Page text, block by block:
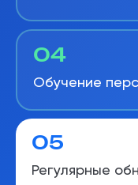
04
Обучение
05
Регулярные